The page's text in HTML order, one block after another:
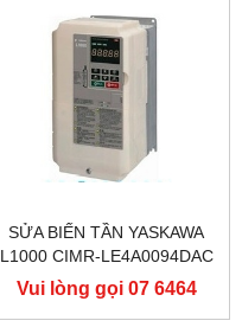
SỬA BIẾN TẦN YASKAWA
L1000 CIMR-LE4A0094DAC
400V 45KW, BIẾN TẦN
YASKAWA L1000
Vui lòng gọi 07 6464
9556